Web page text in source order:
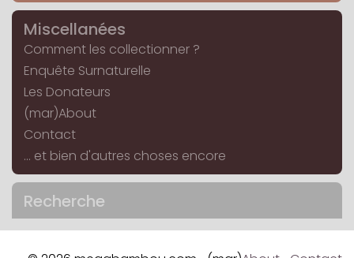
Miscellanées
Comment les collectionner ?
Enquête Surnaturelle
Les Donateurs
(mar)About
Contact
... et bien d'autres choses encore
Recherche